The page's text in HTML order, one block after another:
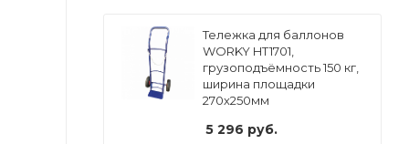
Тележка для баллонов
WORKY HT1701,
грузоподъёмность 150 кг,
ширина площадки
270х250мм
5 296 руб.